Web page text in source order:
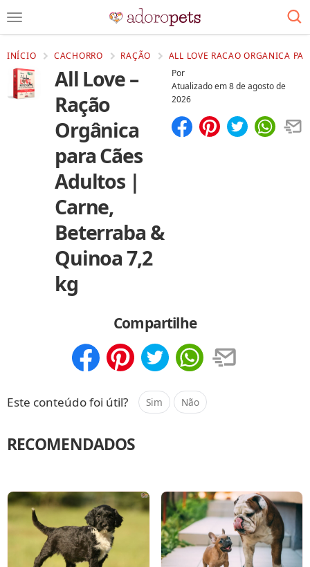
INÍCIO CACHORRO RAÇÃO ALL LOVE RACAO ORGANICA
All Love –
Ração
Orgânica
para Cães
Adultos |
Carne,
Beterraba &
Quinoa 7,2
kg
Por
Atualizado em8 de agosto de
2026
Compartilhe
Este conteúdo foi útil? Sim Não
RECOMENDADOS